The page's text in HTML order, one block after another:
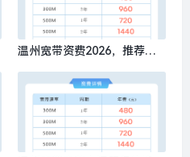
温州宽带资费2026，推荐办